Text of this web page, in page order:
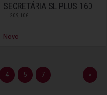
SECRETÁRIA SL PLUS 160
209,10€
Novo
4 5 7 »